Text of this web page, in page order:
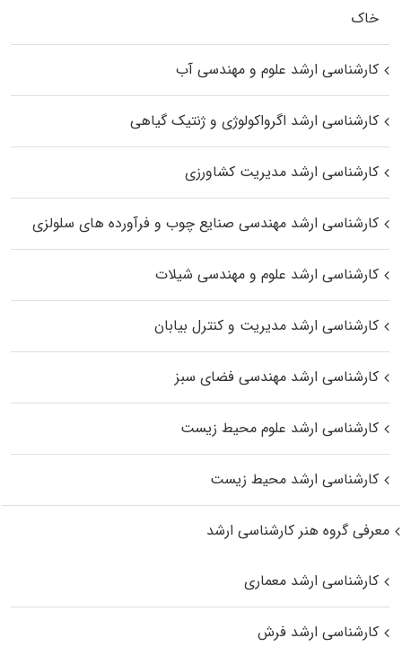
خاک
کارشناسی ارشد علوم و مهندسی آب
کارشناسی ارشد اگرواکولوژی و ژنتیک گیاهی
کارشناسی ارشد مدیریت کشاورزی
کارشناسی ارشد مهندسی صنایع چوب و فرآورده‌ های سلولزی
کارشناسی ارشد علوم و مهندسی شیلات
کارشناسی ارشد مدیریت و کنترل بیابان
کارشناسی ارشد مهندسی فضای سبز
کارشناسی ارشد علوم محیط‌ زیست
کارشناسی ارشد محیط زیست
معرفی گروه هنر کارشناسی ارشد
کارشناسی ارشد معماری
کارشناسی ارشد فرش